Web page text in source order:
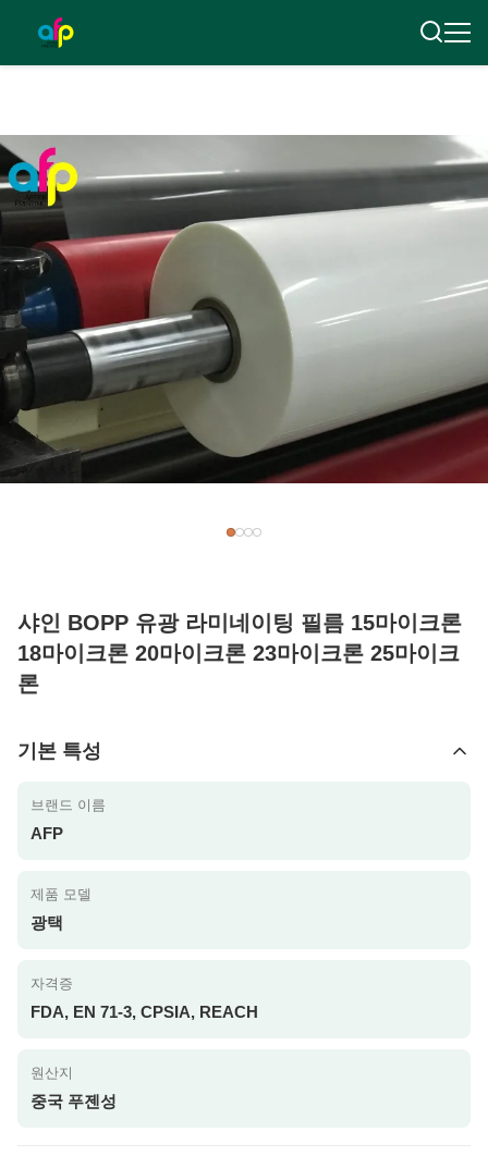
샤인 BOPP 유광 라미네이팅 필름 15마이크론
18마이크론 20마이크론 23마이크론 25마이크
론
기본 특성
브랜드 이름
AFP
제품 모델
광택
자격증
FDA, EN 71-3, CPSIA, REACH
원산지
중국 푸젠성